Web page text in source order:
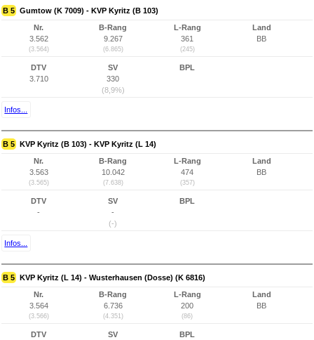
B 5 Gumtow (K 7009) - KVP Kyritz (B 103)
Nr.
3.562
(3.564)
B-Rang
9.267
(6.865)
L-Rang
361
(245)
Land
BB
DTV
3.710
SV
330
(8,9%)
BPL
Infos...
B 5 KVP Kyritz (B 103) - KVP Kyritz (L 14)
Nr.
3.563
(3.565)
B-Rang
10.042
(7.638)
L-Rang
474
(357)
Land
BB
DTV
-
SV
-
(-)
BPL
Infos...
B 5 KVP Kyritz (L 14) - Wusterhausen (Dosse) (K 6816)
Nr.
3.564
(3.566)
B-Rang
6.736
(4.351)
L-Rang
200
(86)
Land
BB
DTV
SV
BPL